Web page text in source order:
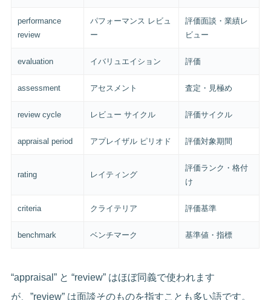
performance
review
パフォーマンス レビュ
ー
評価面談・業績レ
ビュー
evaluation イバリュエイション 評価
assessment アセスメント 査定・見極め
review cycle レビュー サイクル 評価サイクル
appraisal period アプレイザル ピリオド 評価対象期間
rating レイティング
評価ランク・格付
け
criteria クライテリア 評価基準
benchmark ベンチマーク 基準値・指標
“appraisal” と “review” はほぼ同義で使われます
が、”review” は面談そのものを指すことも多い語です。